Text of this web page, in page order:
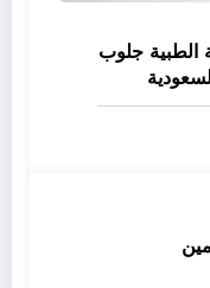
الطبية جلوب